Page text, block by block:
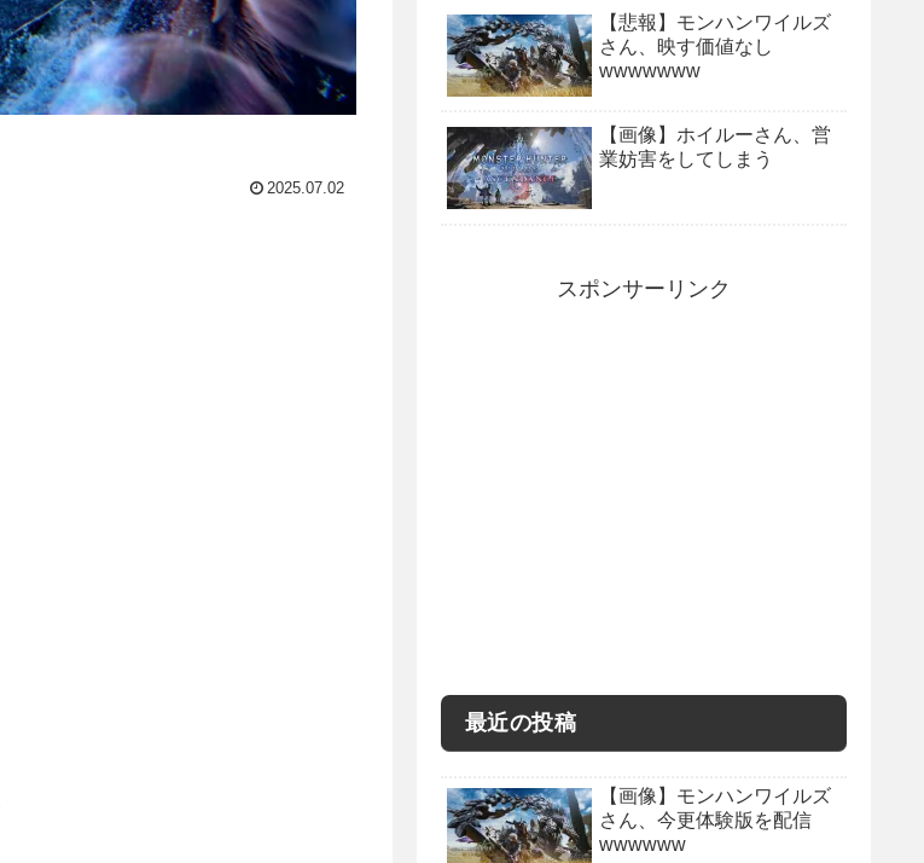
2025.07.02
【悲報】モンハンワイルズ
さん、映す価値なし
wwwwwww
【画像】ホイルーさん、営
業妨害をしてしまう
スポンサーリンク
最近の投稿
【画像】モンハンワイルズ
さん、今更体験版を配信
wwwwww